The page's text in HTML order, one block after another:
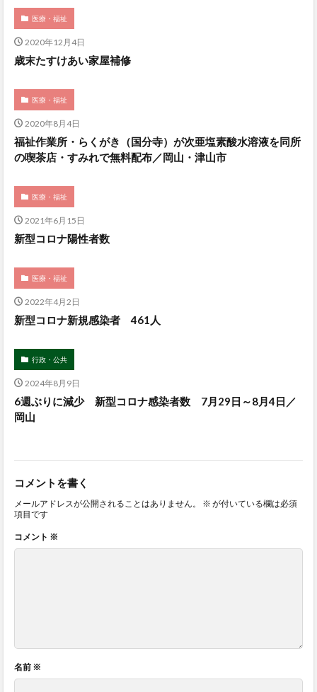
医療・福祉
2020年12月4日
歳末たすけあい家屋補修
医療・福祉
2020年8月4日
福祉作業所・らくがき（国分寺）が次亜塩素酸水溶液を同所
の喫茶店・すみれで無料配布／岡山・津山市
医療・福祉
2021年6月15日
新型コロナ陽性者数
医療・福祉
2022年4月2日
新型コロナ新規感染者 461人
行政・公共
2024年8月9日
6週ぶりに減少 新型コロナ感染者数 7月29日～8月4日／
岡山
コメントを書く
メールアドレスが公開されることはありません。 ※ が付いている欄は必須
項目です
コメント ※
名前 ※